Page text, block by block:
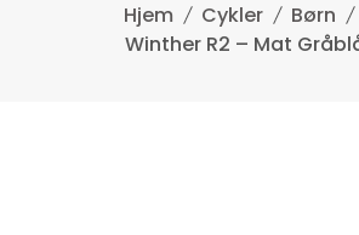
Cykler Børn
Winther R2 – Mat